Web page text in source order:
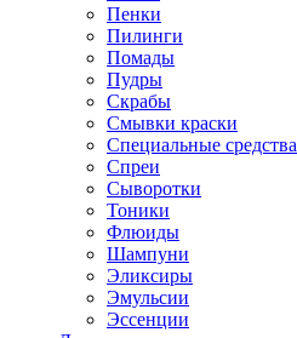
Пенки
Пилинги
Помады
Пудры
Скрабы
Смывки краски
Специальные средства
Спреи
Сыворотки
Тоники
Флюиды
Шампуни
Эликсиры
Эмульсии
Эссенции